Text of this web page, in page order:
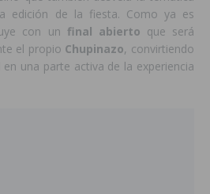
edición de la fiesta. Como ya es
con un final abierto que será
el propio Chupinazo, convirtiendo
una parte activa de la experiencia